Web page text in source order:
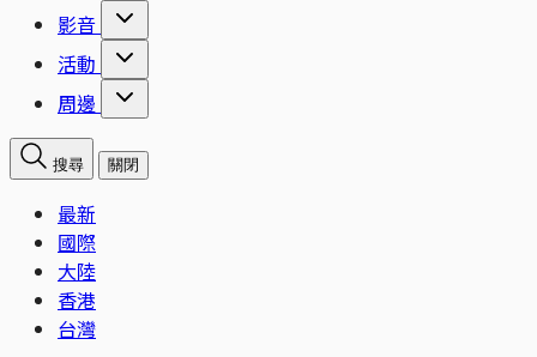
影音
活動
周邊
搜尋 關閉
最新
國際
大陸
香港
台灣